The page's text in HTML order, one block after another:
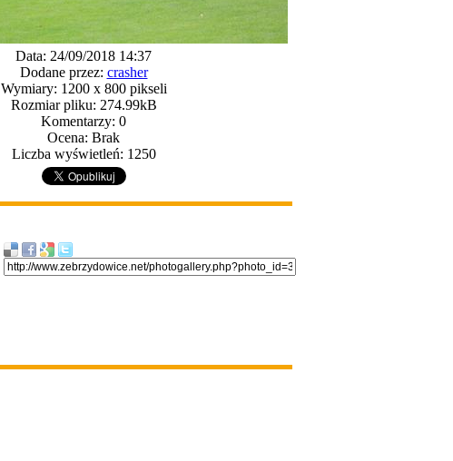
Data: 24/09/2018 14:37
Dodane przez: crasher
Wymiary: 1200 x 800 pikseli
Rozmiar pliku: 274.99kB
Komentarzy: 0
Ocena: Brak
Liczba wyświetleń: 1250